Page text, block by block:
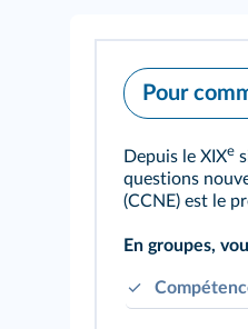
Pour
Depuis le XIXe
questions
(CCNE) est le
En groupes,